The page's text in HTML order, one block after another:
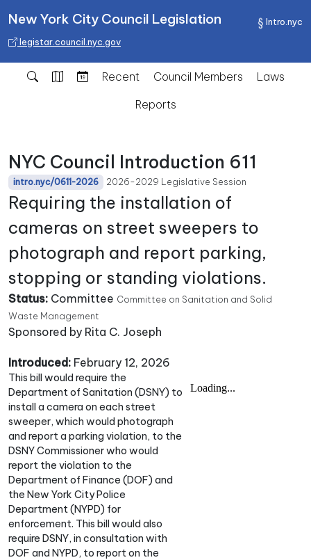
Intro.nyc
New York City Council Legislation
legistar.council.nyc.gov
Recent Council Members
Laws
Reports
NYC Council Introduction 611
intro.nyc/0611-2026 2026-2029 Legislative Session
Requiring the installation of
cameras on street sweepers to
photograph and report parking,
stopping or standing violations.
Status: Committee Committee on Sanitation and Solid
Waste Management
Sponsored by Rita C. Joseph
Introduced: February 12, 2026
This bill would require the
Department of Sanitation (DSNY) to
install a camera on each street
sweeper, which would photograph
and report a parking violation, to the
DSNY Commissioner who would
report the violation to the
Department of Finance (DOF) and
the New York City Police
Department (NYPD) for
enforcement. This bill would also
require DSNY, in consultation with
DOF and NYPD, to report on the